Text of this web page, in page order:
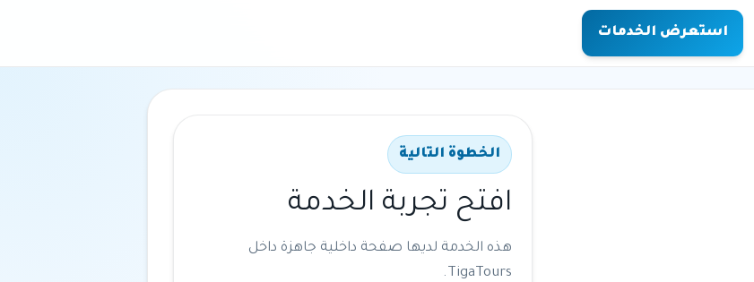
استعرض الخدمات
الخطوة التالية
افتح تجربة الخدمة
هذه الخدمة لديها صفحة داخلية جاهزة داخل
TigaTours.